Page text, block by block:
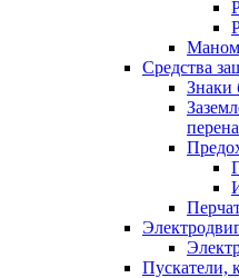
Средства
Знаки
Пускатели,